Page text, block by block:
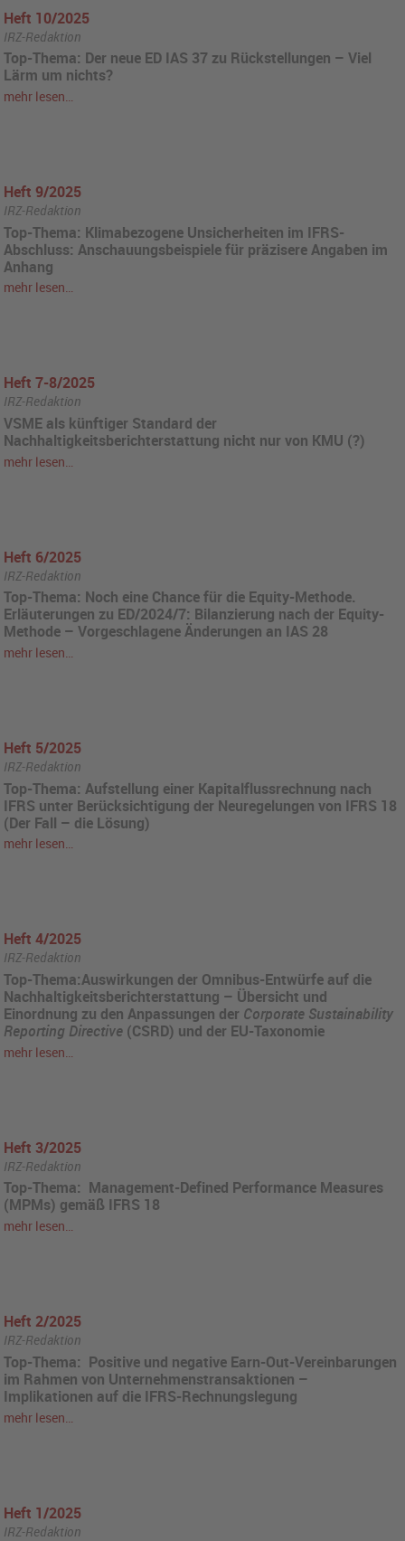
Heft 10/2025
IRZ-Redaktion
Top-Thema: Der neue ED IAS 37 zu Rückstellungen – Viel
Lärm um nichts?
mehr lesen…
Heft 9/2025
IRZ-Redaktion
Top-Thema: Klimabezogene Unsicherheiten im IFRS-
Abschluss: Anschauungsbeispiele für präzisere Angaben im
Anhang
mehr lesen…
Heft 7-8/2025
IRZ-Redaktion
VSME als künftiger Standard der
Nachhaltigkeitsberichterstattung nicht nur von KMU (?)
mehr lesen…
Heft 6/2025
IRZ-Redaktion
Top-Thema: Noch eine Chance für die Equity-Methode.
Erläuterungen zu ED/2024/7: Bilanzierung nach der Equity-
Methode – Vorgeschlagene Änderungen an IAS 28
mehr lesen…
Heft 5/2025
IRZ-Redaktion
Top-Thema: Aufstellung einer Kapitalflussrechnung nach
IFRS unter Berücksichtigung der Neuregelungen von IFRS 18
(Der Fall – die Lösung)
mehr lesen…
Heft 4/2025
IRZ-Redaktion
Top-Thema:Auswirkungen der Omnibus-Entwürfe auf die
Nachhaltigkeitsberichterstattung – Übersicht und
Einordnung zu den Anpassungen der Corporate Sustainability
Reporting Directive (CSRD) und der EU-Taxonomie
mehr lesen…
Heft 3/2025
IRZ-Redaktion
Top-Thema: Management-Defined Performance Measures
(MPMs) gemäß IFRS 18
mehr lesen…
Heft 2/2025
IRZ-Redaktion
Top-Thema: Positive und negative Earn-Out-Vereinbarungen
im Rahmen von Unternehmenstransaktionen –
Implikationen auf die IFRS-Rechnungslegung
mehr lesen…
Heft 1/2025
IRZ-Redaktion